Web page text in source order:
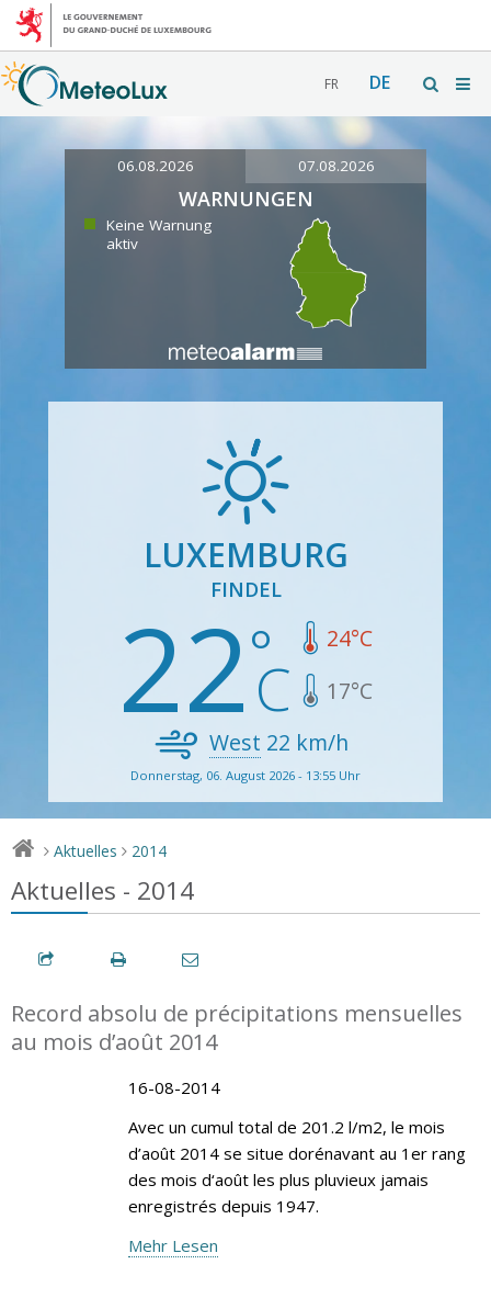
FR DE
06.08.2026 07.08.2026
WARNUNGEN
Keine Warnung
aktiv
LUXEMBURG
FINDEL
22 24°C
17°C
West 22 km/h
Donnerstag, 06. August 2026 - 13:55 Uhr
> Aktuelles > 2014
Aktuelles - 2014
Record absolu de précipitations mensuelles
au mois d’août 2014
16-08-2014
Avec un cumul total de 201.2 l/m2, le mois
d’août 2014 se situe dorénavant au 1er rang
des mois d‘août les plus pluvieux jamais
enregistrés depuis 1947.
Mehr Lesen